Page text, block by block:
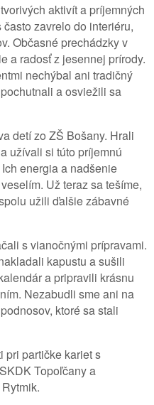
aktivít a príjemných
zavrelo do interiéru,
Občasné prechádzky v
a radosť z jesennej prírody.
nechýbal ani tradičný
a osviežili sa
detí zo ZŠ Bošany. Hrali
užívali si túto príjemnú
energia a nadšenie
Už teraz sa tešíme,
užili ďalšie zábavné
s vianočnými prípravami.
kapustu a sušili
a pripravili krásnu
Nezabudli sme ani na
ktoré sa stali
pri partičke kariet s
Topoľčany a